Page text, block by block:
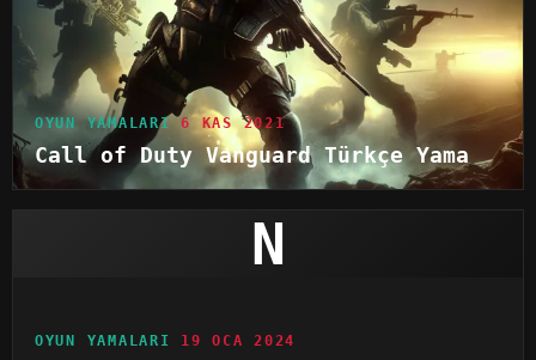
OYUN YAMALARI 6 KAS 2021
Call of Duty Vanguard Türkçe Yama
N
OYUN YAMALARI 19 OCA 2024